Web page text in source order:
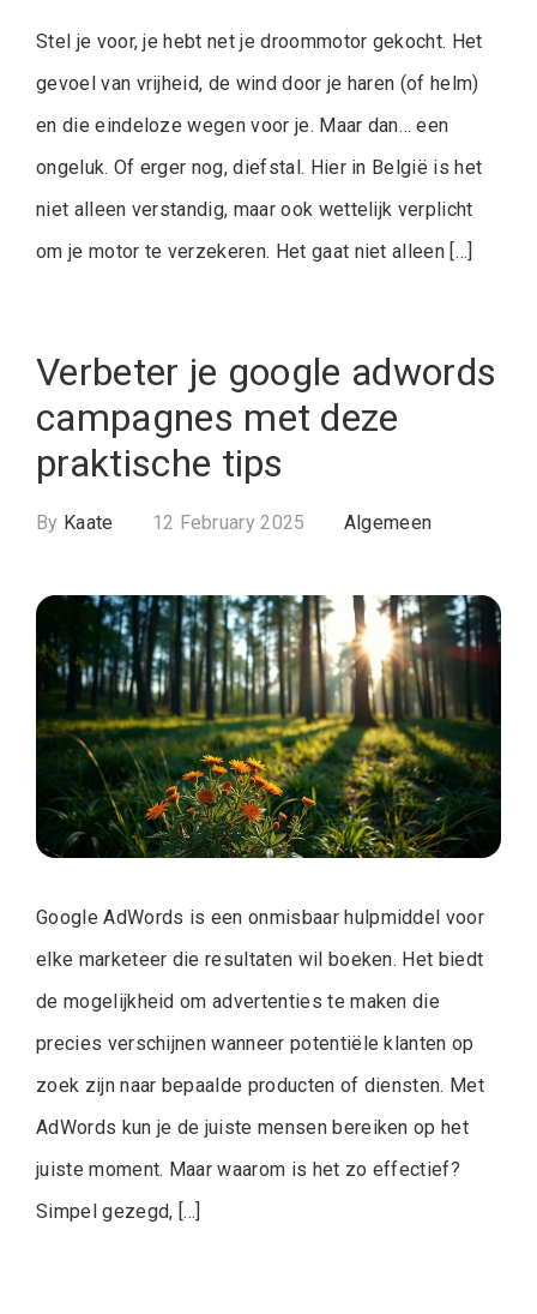
Stel je voor, je hebt net je droommotor gekocht. Het
gevoel van vrijheid, de wind door je haren (of helm)
en die eindeloze wegen voor je. Maar dan… een
ongeluk. Of erger nog, diefstal. Hier in België is het
niet alleen verstandig, maar ook wettelijk verplicht
om je motor te verzekeren. Het gaat niet alleen […]
Verbeter je google adwords
campagnes met deze
praktische tips
By Kaate 12 February 2025 Algemeen
Google AdWords is een onmisbaar hulpmiddel voor
elke marketeer die resultaten wil boeken. Het biedt
de mogelijkheid om advertenties te maken die
precies verschijnen wanneer potentiële klanten op
zoek zijn naar bepaalde producten of diensten. Met
AdWords kun je de juiste mensen bereiken op het
juiste moment. Maar waarom is het zo effectief?
Simpel gezegd, […]